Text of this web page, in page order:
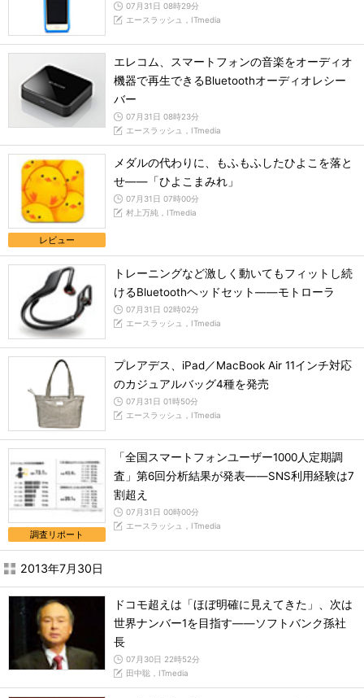
07月31日 08時29分
エースラッシュ，ITmedia
エレコム、スマートフォンの音楽をオーディオ
機器で再生できるBluetoothオーディオレシー
バー
07月31日 08時23分
エースラッシュ，ITmedia
レビュー
メダルの代わりに、もふもふしたひよこを落と
せ――「ひよこまみれ」
07月31日 07時00分
村上万純，ITmedia
トレーニングなど激しく動いてもフィットし続
けるBluetoothヘッドセット――モトローラ
07月31日 02時02分
エースラッシュ，ITmedia
プレアデス、iPad／MacBook Air 11インチ対応
のカジュアルバッグ4種を発売
07月31日 01時50分
エースラッシュ，ITmedia
調査リポート
「全国スマートフォンユーザー1000人定期調
査」第6回分析結果が発表――SNS利用経験は7
割超え
07月31日 00時00分
エースラッシュ，ITmedia
2013年7月30日
ドコモ超えは「ほぼ明確に見えてきた」、次は
世界ナンバー1を目指す――ソフトバンク孫社
長
07月30日 22時52分
田中聡，ITmedia